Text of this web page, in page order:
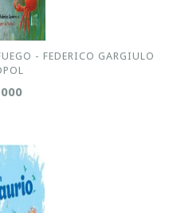
- FEDERICO GARGIULO